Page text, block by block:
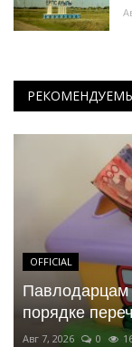
OFFICIAL
Павлодарцам
порядке
Авг 7, 2026 0